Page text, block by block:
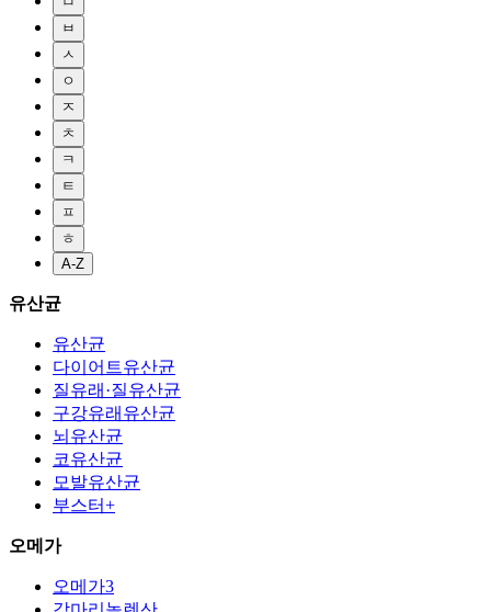
ㅂ
ㅅ
ㅇ
ㅈ
ㅊ
ㅋ
ㅌ
ㅍ
ㅎ
A-Z
유산균
유산균
다이어트유산균
질유래·질유산균
구강유래유산균
뇌유산균
코유산균
모발유산균
부스터+
오메가
오메가3